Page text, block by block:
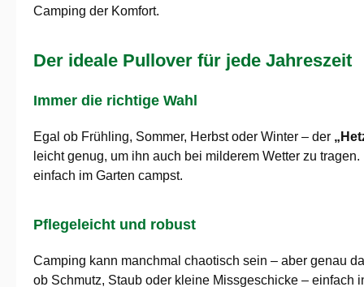
Camping der Komfort.
Der ideale Pullover für jede Jahreszeit
Immer die richtige Wahl
Egal ob Frühling, Sommer, Herbst oder Winter – der
leicht genug, um ihn auch bei milderem Wetter zu
einfach im Garten campst.
Pflegeleicht und robust
Camping kann manchmal chaotisch sein – aber genau
ob Schmutz, Staub oder kleine Missgeschicke – einfach